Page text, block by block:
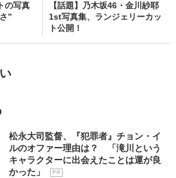
の写真
”
【話題】乃木坂46・金川紗耶
1st写真集、ランジェリーカッ
ト公開！
松永大司監督、『犯罪者』チョン・イ
ルのオファー理由は？ 「滝川という
キャラクターに出会えたことは運が良
かった」
P R